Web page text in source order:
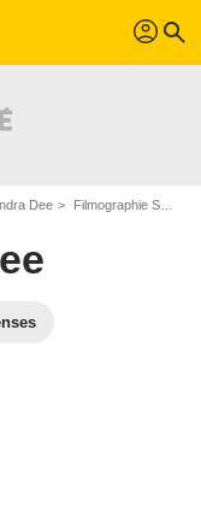
profil search
Dee Filmographie Sandra Dee